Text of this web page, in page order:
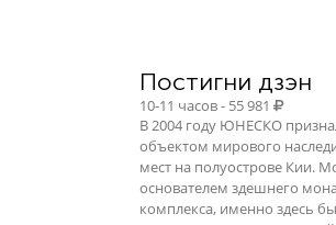
Постигни дзэн
10-11 часов - 55 981
В 2004 году ЮНЕСКО
объектом мирового
мест на полуострове Кии.
основателем здешнего
комплекса, именно здесь